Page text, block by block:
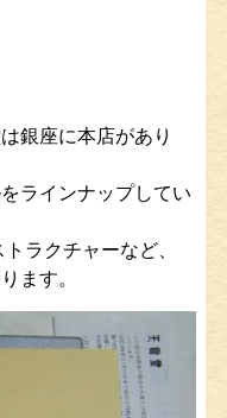
銀座に本店があり
ラインナップしてい
ラクチャーなど、
ます。